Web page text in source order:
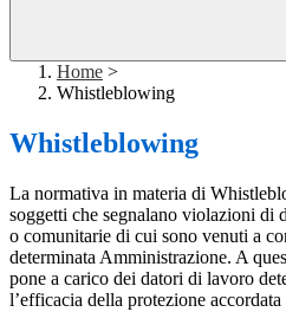
Home >
Whistleblowing
Whistleblowing
La normativa in materia di
soggetti che segnalano violazioni di
o comunitarie di cui sono venuti a
determinata Amministrazione. A
pone a carico dei datori di lavoro
l’efficacia della protezione